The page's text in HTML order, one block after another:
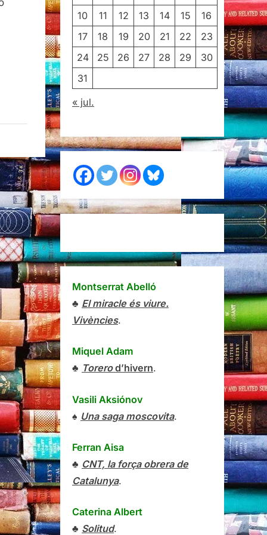
10
11 12 13 14 15
16
17
18 19 20 21 22
23
24
25 26 27 28 29
30
31
« jul.
Montserrat Abelló
♣ El miracle és viure.
Vivències.
Miquel Adam
♣ Torerod’hivern.
Vasili Aksiónov
♠ Una saga moscovita.
Ferran Aisa
♣ CNT, la força obrera de
Catalunya.
Caterina Albert
♣ Solitud.